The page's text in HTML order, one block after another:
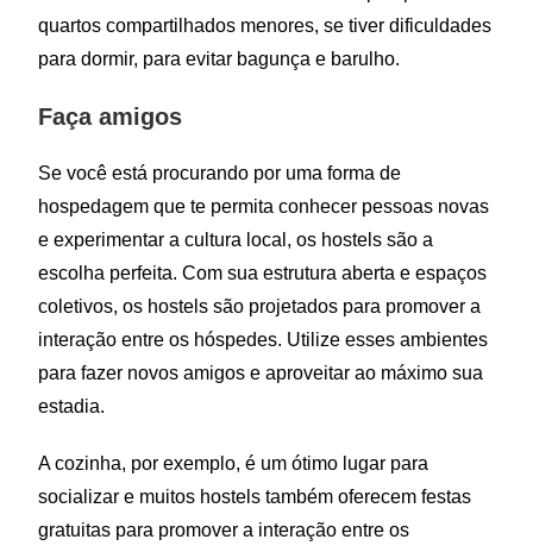
quartos compartilhados menores, se tiver dificuldades
para dormir, para evitar bagunça e barulho.
Faça amigos
Se você está procurando por uma forma de
hospedagem que te permita conhecer pessoas novas
e experimentar a cultura local, os hostels são a
escolha perfeita. Com sua estrutura aberta e espaços
coletivos, os hostels são projetados para promover a
interação entre os hóspedes. Utilize esses ambientes
para fazer novos amigos e aproveitar ao máximo sua
estadia.
A cozinha, por exemplo, é um ótimo lugar para
socializar e muitos hostels também oferecem festas
gratuitas para promover a interação entre os